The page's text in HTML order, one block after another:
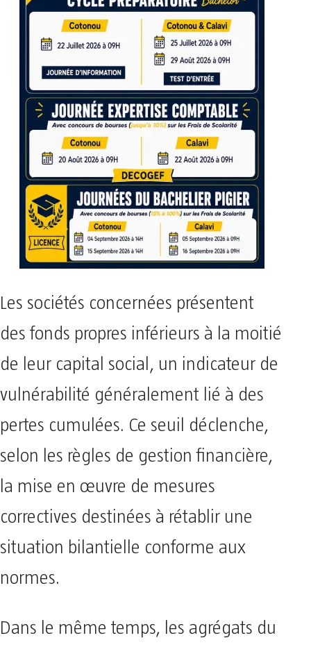
Les sociétés concernées présentent
des fonds propres inférieurs à la moitié
de leur capital social, un indicateur de
vulnérabilité généralement lié à des
pertes cumulées. Ce seuil déclenche,
selon les règles de gestion financière,
la mise en œuvre de mesures
correctives destinées à rétablir une
situation bilantielle conforme aux
normes.
Dans le même temps, les agrégats du